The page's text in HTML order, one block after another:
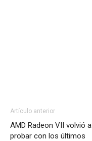
Artículo anterior
AMD Radeon VII volvió a
probar con los últimos